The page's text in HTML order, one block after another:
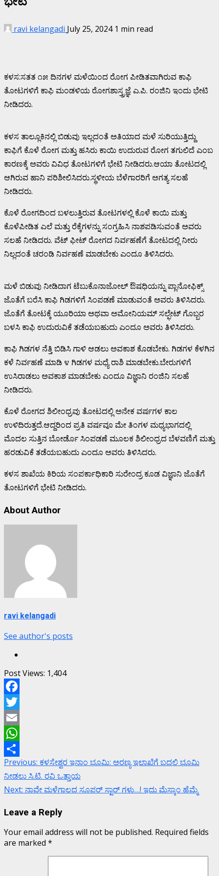
ravi kelangadi July 25, 2024 1 min read
ಕಳಸ:ಸತತ ೧೫ ದಿನಗಳ ಮಳೆಯಿಂದ ರೋಗ ಪೀಡಿತವಾಗಿರುವ ಕಾಫಿ
ತೋಟಗಳಿಗೆ ಕಾಫಿ ಮಂಡಳಿಯ ರೋಗಶಾಸ್ತ್ರಜ್ಞೆ ಎ.ಪಿ. ರಂಜಿನಿ ಇಂದು ಭೇಟಿ
ನೀಡಿದರು.
ಕಳಸ ತಾಲ್ಲೂಕಿನಲ್ಲಿ ಬಿಡುವು ಇಲ್ಲದಂತೆ ಅತಿಯಾದ ಮಳೆ ಸುರಿಯುತ್ತಿದ್ದು
ಕಾಫಿಗೆ ಕೊಳೆ ರೋಗ ಮತ್ತು ಹಸಿರು ಕಾಯಿ ಉದುರುವ ರೋಗ ತಗುಲಿದೆ ಎಂಬ
ಕಾರಣಕ್ಕೆ ಅವರು ವಿವಿಧ ತೋಟಗಳಿಗೆ ಭೇಟಿ ನೀಡಿದರು.ಆಯಾ ತೋಟದಲ್ಲಿ
ಆಗಿರುವ ಹಾನಿ ಪರಿಶೀಲಿಸಿದರು.ಸ್ಥಳೀಯ ಬೆಳೆಗಾರರಿಗೆ ಅಗತ್ಯ ಸಲಹೆ
ನೀಡಿದರು.
ಕೊಳೆ ರೋಗದಿಂದ ಬಳಲುತ್ತಿರುವ ತೋಟಗಳಲ್ಲಿ ಕೊಳೆ ಕಾಯಿ ಮತ್ತು
ಕೊಳೆಪೀಡಿತ ಎಲೆ ಮತ್ತು ರೆಕ್ಕೆಗಳನ್ನು ಸಂಗ್ರಹಿಸಿ ನಾಶಪಡಿಸುವಂತೆ ಅವರು
ಸಲಹೆ ನೀಡಿದರು. ವೆಟ್ ಫೀಟ್ ರೋಗದ ನಿರ್ವಹಣೆಗೆ ತೋಟದಲ್ಲಿ ನೀರು
ನಿಲ್ಲದಂತೆ ಚರಂಡಿ ನಿರ್ವಹಣೆ ಮಾಡಬೇಕು ಎಂದೂ ತಿಳಿಸಿದರು.
ಮಳೆ ಬಿಡುವು ನೀಡಿದಾಗ ಟೆಬುಕೊನಾಜೋಲ್ ಔಷಧಿಯನ್ನು ಪ್ಲಾನೋಫಿಕ್ಸ್
ಜೊತೆಗೆ ಬರೆಸಿ ಕಾಫಿ ಗಿಡಗಳಿಗೆ ಸಿಂಪಡಣೆ ಮಾಡುವಂತೆ ಅವರು ತಿಳಿಸಿದರು.
ಜೊತೆಗೆ ತೋಟಕ್ಕೆ ಯೂರಿಯಾ ಅಥವಾ ಅಮೋನಿಯಮ್ ಸಲ್ಫೇಟ್ ಗೊಬ್ಬರ
ಬಳಸಿ ಕಾಫಿ ಉದುರುವಿಕೆ ತಡೆಯಬಹುದು ಎಂದೂ ಅವರು ತಿಳಿಸಿದರು.
ಕಾಫಿ ಗಿಡಗಳ ನೆತ್ತಿ ಬಿಡಿಸಿ ಗಾಳಿ ಆಡಲು ಅವಕಾಶ ಕೊಡಬೇಕು. ಗಿಡಗಳ ಕೆಳಗಿನ
ಕಳೆ ನಿರ್ವಹಣೆ ಮಾಡಿ ೪ ಗಿಡಗಳ ಮಧ್ಯೆ ರಾಶಿ ಮಾಡಬೇಕು.ಬೇರುಗಳಿಗೆ
ಉಸಿರಾಡಲು ಅವಕಾಶ ಮಾಡಬೇಕು ಎಂದೂ ವಿಜ್ಞಾನಿ ರಂಜಿನಿ ಸಲಹೆ
ನೀಡಿದರು.
ಕೊಳೆ ರೋಗದ ಶಿಲೀಂಧ್ರವು ತೋಟದಲ್ಲಿ ಅನೇಕ ವರ್ಷಗಳ ಕಾಲ
ಉಳಿದಿರುತ್ತದೆ.ಆದ್ದರಿಂದ ಪ್ರತಿ ವರ್ಷವೂ ಮೇ ತಿಂಗಳ ಮಧ್ಯಭಾಗದಲ್ಲಿ
ಮೊದಲ ಸುತ್ತಿನ ಬೋರ್ಡೊ ಸಿಂಪಡಣೆ ಮೂಲಕ ಶಿಲೀಂಧ್ರದ ಬೆಳವಣಿಗೆ ಮತ್ತು
ಹರಡುವಿಕೆ ತಡೆಯಬಹುದು ಎಂದೂ ಅವರು ತಿಳಿಸಿದರು.
ಕಳಸ ಶಾಖೆಯ ಕಿರಿಯ ಸಂಪರ್ಕಾಧಿಕಾರಿ ಸುರೇಂದ್ರ ಕೂಡ ವಿಜ್ಞಾನಿ ಜೊತೆಗೆ
ತೋಟಗಳಿಗೆ ಭೇಟಿ ನೀಡಿದರು.
About Author
ravi kelangadi
See author's posts
Post Views: 1,404
Facebook
Twitter
Email
WhatsApp
Share
Continue
Reading
Previous: ಕಳಸೇಶ್ವರ ಇನಾಂ ಭೂಮಿ: ಅರಣ್ಯ ಇಲಾಖೆಗೆ ಬದಲಿ ಭೂಮಿ
ನೀಡಲು ಸಿ.ಟಿ. ರವಿ ಒತ್ತಾಯ
Next: ನಾವೇ ಮಳೆಗಾಲದ ಸೂಪರ್ ಸ್ಟಾರ್ ಗಳು…! ಇದು ಮೆಸ್ಕಾಂ ಹೆಮ್ಮೆ
Leave a Reply
Your email address will not be published. Required fields
are marked *